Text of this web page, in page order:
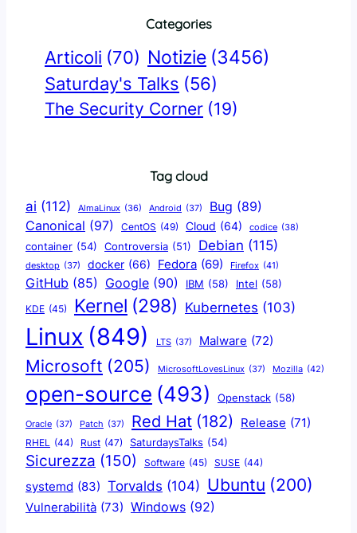
Categories
Articoli (70) Notizie (3456)
Saturday's Talks (56)
The Security Corner (19)
Tag cloud
ai (112) AlmaLinux (36) Android (37) Bug (89)
Canonical (97) CentOS (49) Cloud (64) codice (38)
container (54) Controversia (51) Debian (115)
desktop (37) docker (66) Fedora (69) Firefox (41)
GitHub (85) Google (90) IBM (58) Intel (58)
KDE (45) Kernel (298) Kubernetes (103)
Linux (849) LTS (37) Malware (72)
Microsoft (205) MicrosoftLovesLinux (37) Mozilla (42)
open-source (493) Openstack (58)
Oracle (37) Patch (37) Red Hat (182) Release (71)
RHEL (44) Rust (47) SaturdaysTalks (54)
Sicurezza (150) Software (45) SUSE (44)
systemd (83) Torvalds (104) Ubuntu (200)
Vulnerabilità (73) Windows (92)